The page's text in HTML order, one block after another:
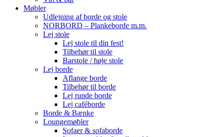
Møbler
Udlejning af borde og stole
NORBORD – Plankeborde m.m.
Lej stole
Lej stole til din fest!
Tilbehør til stole
Barstole / høje stole
Lej borde
Aflange borde
Tilbehør til borde
Lej runde borde
Lej caféborde
Borde & Bænke
Loungemøbler
Sofaer & sofaborde